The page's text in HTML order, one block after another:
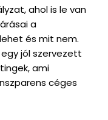
ahol is le van
a
és mit nem.
jól szervezett
ami
céges